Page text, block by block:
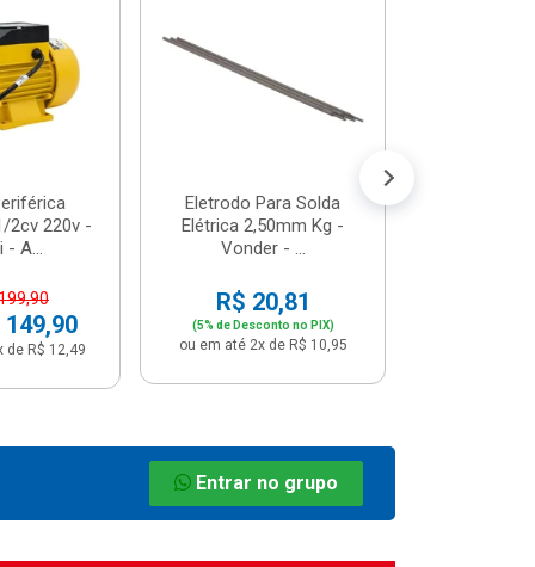
2cv 220v -
- A...
149,90
de R$ 12,49
Eletrodo Para Solda
Elétrica 2,50mm Kg -
Vonder - ...
R$ 20,81
(5% de Desconto no PIX)
ou em até 2x de R$ 10,95
Entrar no grupo